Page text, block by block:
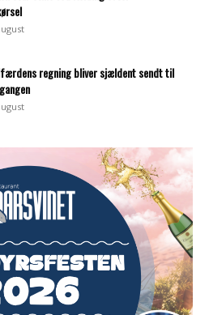
regning bliver sjældent sendt til